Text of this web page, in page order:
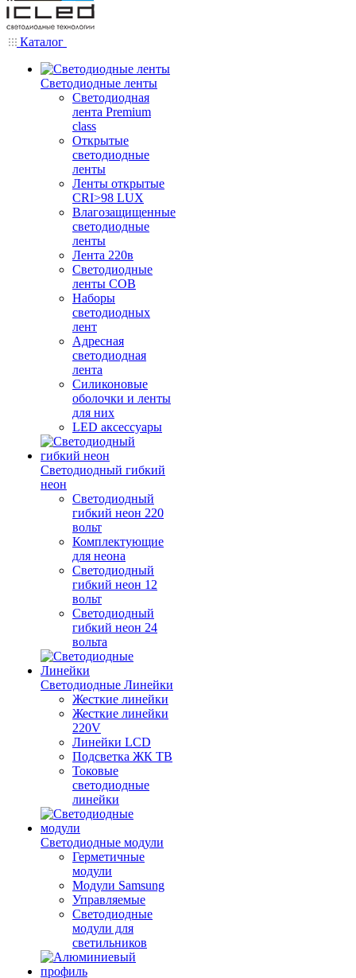
Каталог
Светодиодные ленты
Светодиодная
лента Premium
class
Открытые
светодиодные
ленты
Ленты открытые
CRI>98 LUX
Влагозащищенные
светодиодные
ленты
Лента 220в
Светодиодные
ленты COB
Наборы
светодиодных
лент
Адресная
светодиодная
лента
Силиконовые
оболочки и ленты
для них
LED аксессуары
Светодиодный гибкий
неон
Светодиодный
гибкий неон 220
вольт
Комплектующие
для неона
Светодиодный
гибкий неон 12
вольт
Светодиодный
гибкий неон 24
вольта
Светодиодные Линейки
Жесткие линейки
Жесткие линейки
220V
Линейки LCD
Подсветка ЖК ТВ
Токовые
светодиодные
линейки
Светодиодные модули
Герметичные
модули
Модули Samsung
Управляемые
Светодиодные
модули для
светильников